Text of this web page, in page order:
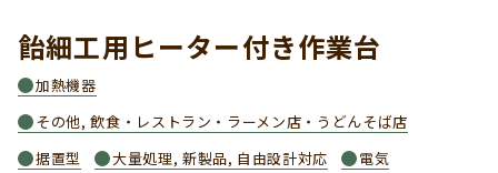
飴細工用ヒーター付き作業台
加熱機器
その他, 飲食・レストラン・ラーメン店・うどんそば店
据置型
大量処理, 新製品, 自由設計対応 電気